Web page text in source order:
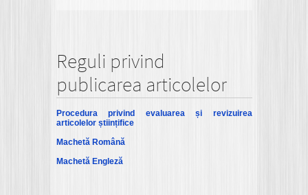
Reguli privind
publicarea articolelor
Procedura privind evaluarea și revizuirea
articolelor științifice
Machetă Română
Machetă Engleză